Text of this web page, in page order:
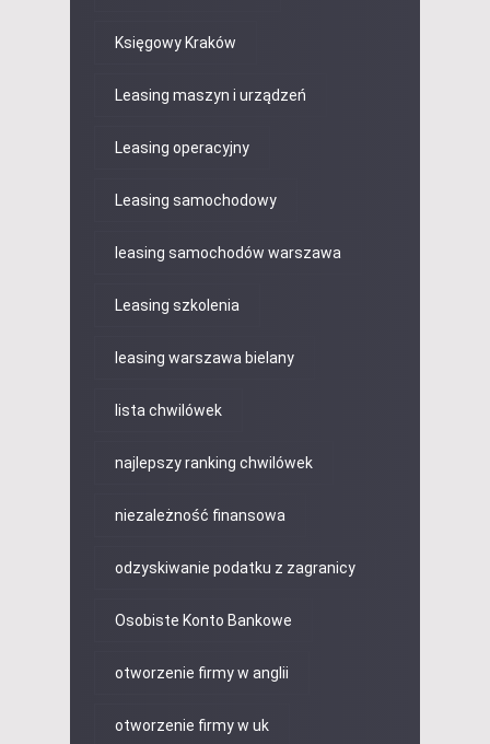
Księgowy Kraków
Leasing maszyn i urządzeń
Leasing operacyjny
Leasing samochodowy
leasing samochodów warszawa
Leasing szkolenia
leasing warszawa bielany
lista chwilówek
najlepszy ranking chwilówek
niezależność finansowa
odzyskiwanie podatku z zagranicy
Osobiste Konto Bankowe
otworzenie firmy w anglii
otworzenie firmy w uk